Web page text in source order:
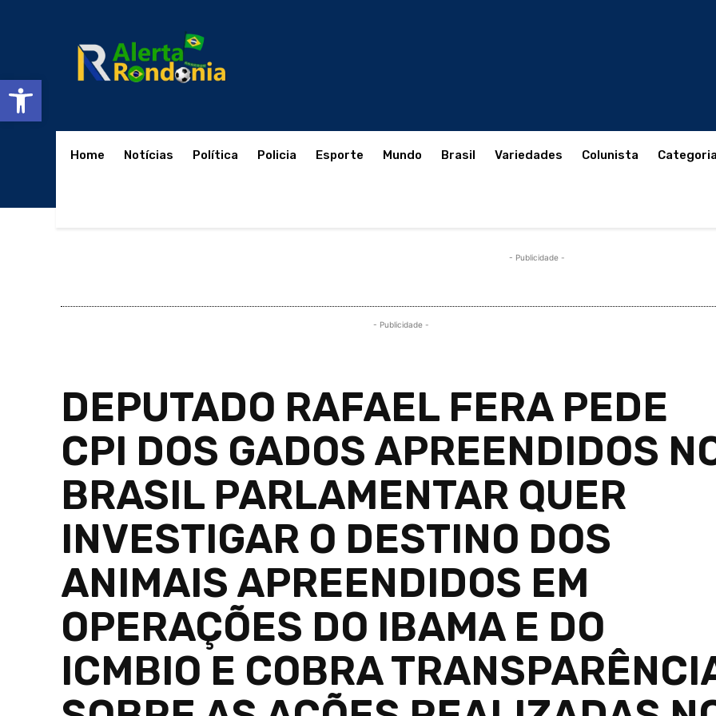
Abrir a barra de ferramentas
Home Notícias Política Policia Esporte Mundo Brasil Variedades Colunista
- Publicidade -
- Publicidade -
DEPUTADO RAFAEL FERA PEDE
CPI DOS GADOS APREENDIDOS
BRASIL PARLAMENTAR QUER
INVESTIGAR O DESTINO DOS
ANIMAIS APREENDIDOS EM
OPERAÇÕES DO IBAMA E DO
ICMBIO E COBRA